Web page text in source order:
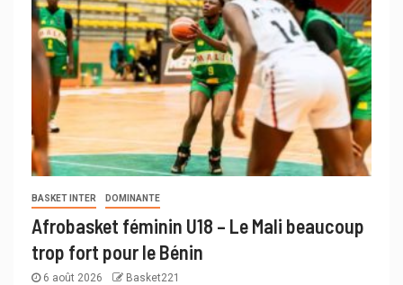
BASKET INTER DOMINANTE
Afrobasket féminin U18 – Le Mali beaucoup
trop fort pour le Bénin
6 août 2026 Basket221